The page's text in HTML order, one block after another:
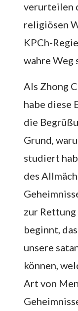
verurteilen
religiösen
KPCh-
wahre Weg
Als Zhong
habe diese
die
Grund,
studiert
des
zur
beginnt,
unsere
können,
Art von